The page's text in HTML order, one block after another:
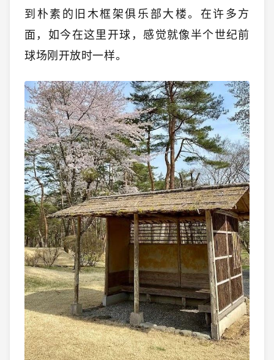
到朴素的旧木框架俱乐部大楼。在许多方
面，如今在这里开球，感觉就像半个世纪前
球场刚开放时一样。